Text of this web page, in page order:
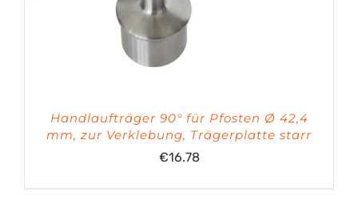
Handlaufträger 90° für Pfosten Ø 42,4
mm, zur Verklebung, Trägerplatte starr
€16.78